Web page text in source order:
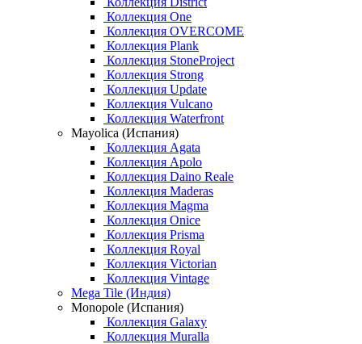
Коллекция One
Коллекция OVERCOME
Коллекция Plank
Коллекция StoneProject
Коллекция Strong
Коллекция Update
Коллекция Vulcano
Коллекция Waterfront
Mayolica (Испания)
Коллекция Agata
Коллекция Apolo
Коллекция Daino Reale
Коллекция Maderas
Коллекция Magma
Коллекция Onice
Коллекция Prisma
Коллекция Royal
Коллекция Victorian
Коллекция Vintage
Mega Tile (Индия)
Monopole (Испания)
Коллекция Galaxy
Коллекция Muralla